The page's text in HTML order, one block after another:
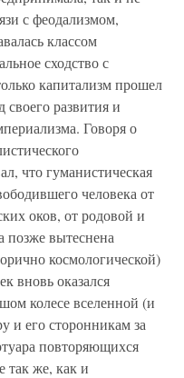
с феодализмом,
классом
сходство с
капитализм прошел
развития и
Говоря о
что гуманистическая
человека от
оков, от родовой и
позже вытеснена
космологической)
вновь оказался
колесе вселенной (и
и его сторонникам за
повторяющихся
так же, как и